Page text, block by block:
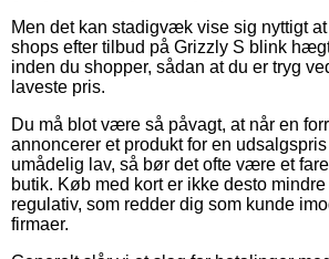
Men det kan stadigvæk vise sig nyttigt
shops efter tilbud på Grizzly S blink
inden du shopper, sådan at du er tryg
laveste pris.
Du må blot være så påvagt, at når en
annoncerer et produkt for en
umådelig lav, så bør det ofte være et
butik. Køb med kort er ikke desto
regulativ, som redder dig som kunde
firmaer.